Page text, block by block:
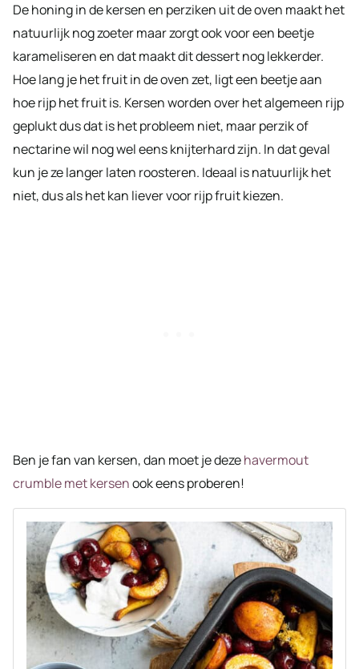
De honing in de kersen en perziken uit de oven maakt het
natuurlijk nog zoeter maar zorgt ook voor een beetje
karameliseren en dat maakt dit dessert nog lekkerder.
Hoe lang je het fruit in de oven zet, ligt een beetje aan
hoe rijp het fruit is. Kersen worden over het algemeen rijp
geplukt dus dat is het probleem niet, maar perzik of
nectarine wil nog wel eens knijterhard zijn. In dat geval
kun je ze langer laten roosteren. Ideaal is natuurlijk het
niet, dus als het kan liever voor rijp fruit kiezen.
Ben je fan van kersen, dan moet je dezehavermout
crumble met kersenook eens proberen!